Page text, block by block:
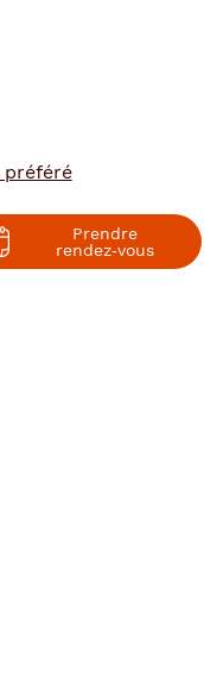
préféré
Prendre
rendez‑vous